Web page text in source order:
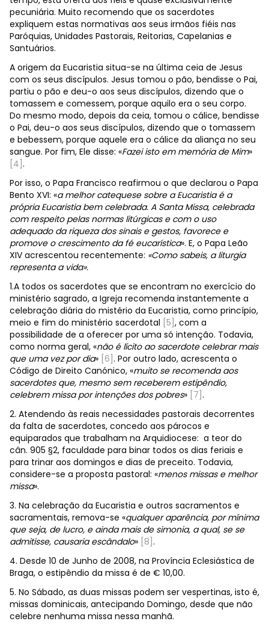
pecuniária. Muito recomendo que os sacerdotes
expliquem estas normativas aos seus irmãos fiéis nas
Paróquias, Unidades Pastorais, Reitorias, Capelanias e
Santuários.
A origem da Eucaristia situa-se na última ceia de Jesus
com os seus discípulos. Jesus tomou o pão, bendisse o Pai,
partiu o pão e deu-o aos seus discípulos, dizendo que o
tomassem e comessem, porque aquilo era o seu corpo.
Do mesmo modo, depois da ceia, tomou o cálice, bendisse
o Pai, deu-o aos seus discípulos, dizendo que o tomassem
e bebessem, porque aquele era o cálice da aliança no seu
sangue. Por fim, Ele disse: «Fazei isto em memória de Mim»
[4] .
Por isso, o Papa Francisco reafirmou o que declarou o Papa
Bento XVI: «a melhor catequese sobre a Eucaristia é a
própria Eucaristia bem celebrada. A Santa Missa, celebrada
com respeito pelas normas litúrgicas e com o uso
adequado da riqueza dos sinais e gestos, favorece e
promove o crescimento da fé eucarística». E, o Papa Leão
XIV acrescentou recentemente: «Como sabeis, a liturgia
representa a vida».
1.A todos os sacerdotes que se encontram no exercício do
ministério sagrado, a Igreja recomenda instantemente a
celebração diária do mistério da Eucaristia, como princípio,
meio e fim do ministério sacerdotal [5] , com a
possibilidade de a oferecer por uma só intenção. Todavia,
como norma geral, «não é lícito ao sacerdote celebrar mais
que uma vez por dia» [6] . Por outro lado, acrescenta o
Código de Direito Canónico, «muito se recomenda aos
sacerdotes que, mesmo sem receberem estipêndio,
celebrem missa por intenções dos pobres» [7] .
2. Atendendo às reais necessidades pastorais decorrentes
da falta de sacerdotes, concedo aos párocos e
equiparados que trabalham na Arquidiocese: a teor do
cân. 905 §2, faculdade para binar todos os dias feriais e
para trinar aos domingos e dias de preceito. Todavia,
considere-se a proposta pastoral: «menos missas e melhor
missa».
3. Na celebração da Eucaristia e outros sacramentos e
sacramentais, remova-se «qualquer aparência, por mínima
que seja, de lucro, e ainda mais de simonia, a qual, se se
admitisse, causaria escândalo» [8] .
4. Desde 10 de Junho de 2008, na Província Eclesiástica de
Braga, o estipêndio da missa é de € 10,00.
5. No Sábado, as duas missas podem ser vespertinas, isto é,
missas dominicais, antecipando Domingo, desde que não
celebre nenhuma missa nessa manhã.